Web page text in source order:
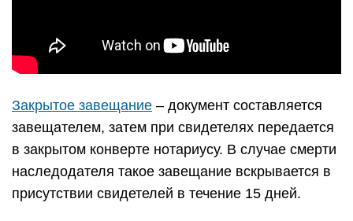
Закрытое завещание – документ составляется
завещателем, затем при свидетелях передается
в закрытом конверте нотариусу. В случае смерти
наследодателя такое завещание вскрывается в
присутствии свидетелей в течение 15 дней.